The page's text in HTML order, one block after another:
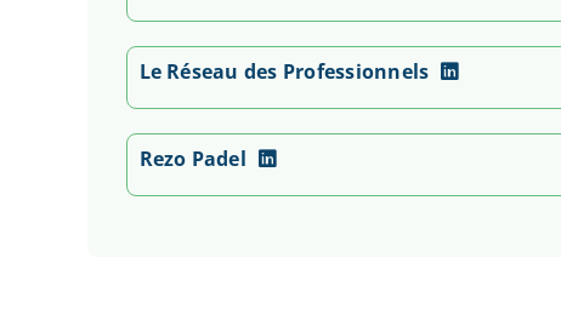
Le Réseau des Professionnels
Rezo Padel